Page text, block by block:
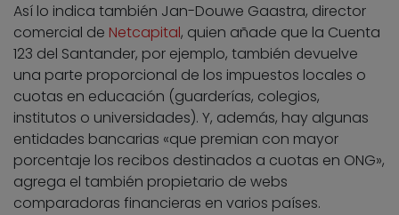
Así lo indica también Jan-Douwe Gaastra, director
comercial de Netcapital, quien añade que la Cuenta
123 del Santander, por ejemplo, también devuelve
una parte proporcional de los impuestos locales o
cuotas en educación (guarderías, colegios,
institutos o universidades). Y, además, hay algunas
entidades bancarias «que premian con mayor
porcentaje los recibos destinados a cuotas en ONG»,
agrega el también propietario de webs
comparadoras financieras en varios países.